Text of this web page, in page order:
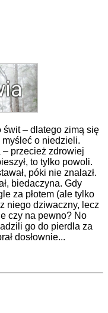
świt – dlatego zimą się
myśleć o niedzieli.
– przecież zdrowiej
to tylko powoli.
póki nie znalazł.
biedaczyna. Gdy
za płotem (ale tylko
niego dziwaczny, lecz
czy na pewno? No
go do pierdla za
dosłownie...